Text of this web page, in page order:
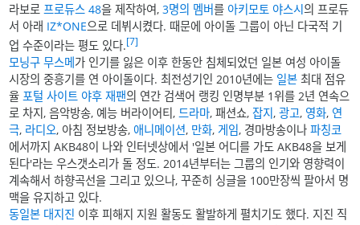
라보로프로듀스 48을 제작하여,3명의 멤버를 아키모토 야스시의 프로듀
서 아래 IZ*ONE으로 데뷔시켰다. 때문에 아이돌 그룹이 아닌 다국적 기
업 수준이라는 평도 있다.[7]
모닝구 무스메가 인기를 잃은 이후 한동안 침체되었던 일본 여성 아이돌
시장의 중흥기를 연 아이돌이다. 최전성기인 2010년에는 일본 최대 점유
율포털 사이트 야후 재팬의 연간 검색어 랭킹 인명부분 1위를 2년 연속으
로 차지, 음악방송, 예능 버라이어티,드라마, 패션쇼,잡지,광고, 영화, 연
극, 라디오, 아침 정보방송,애니메이션, 만화, 게임, 경마방송이나파칭코
에서까지 AKB48이 나와 인터넷상에서 '일본 어디를 가도 AKB48을 보게
된다'라는 우스갯소리가 돌 정도. 2014년부터는 그룹의 인기와 영향력이
계속해서 하향곡선을 그리고 있으나, 꾸준히 싱글을 100만장씩 팔아서 명
맥을 유지하고 있다.
동일본 대지진 이후 피해지 지원 활동도 활발하게 펼치기도 했다. 지진 직